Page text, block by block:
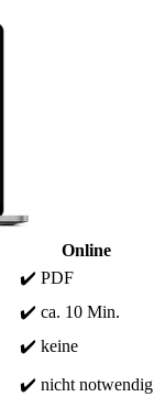
Online
✔️ PDF
✔️ ca. 10 Min.
✔️ keine
✔️ nicht notwendig